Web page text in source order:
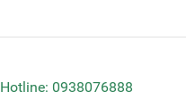
Hotline: 0938076888